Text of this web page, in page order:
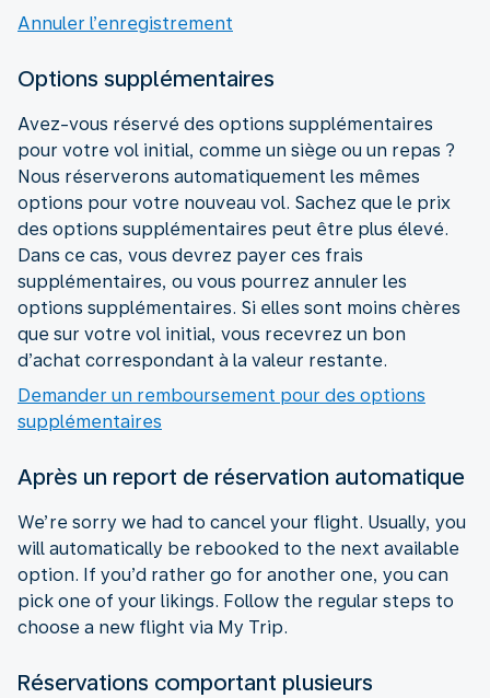
Annuler l’enregistrement
Options supplémentaires
Avez-vous réservé des options supplémentaires
pour votre vol initial, comme un siège ou un repas ?
Nous réserverons automatiquement les mêmes
options pour votre nouveau vol. Sachez que le prix
des options supplémentaires peut être plus élevé.
Dans ce cas, vous devrez payer ces frais
supplémentaires, ou vous pourrez annuler les
options supplémentaires. Si elles sont moins chères
que sur votre vol initial, vous recevrez un bon
d’achat correspondant à la valeur restante.
Demander un remboursement pour des options
supplémentaires
Après un report de réservation automatique
We’re sorry we had to cancel your flight. Usually, you
will automatically be rebooked to the next available
option. If you’d rather go for another one, you can
pick one of your likings. Follow the regular steps to
choose a new flight via My Trip.
Réservations comportant plusieurs